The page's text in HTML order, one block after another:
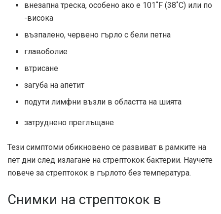
внезапна треска, особено ако е 101˚F (38˚C) или по
-висока
възпалено, червено гърло с бели петна
главоболие
втрисане
загуба на апетит
подути лимфни възли в областта на шията
затруднено преглъщане
Тези симптоми обикновено се развиват в рамките на
пет дни след излагане на стрептокок бактерии. Научете
повече за стрептокок в гърлото без температура.
Снимки на стрептокок в